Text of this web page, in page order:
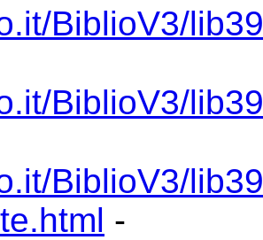
BiblioV3/
BiblioV3/
BiblioV3/
-